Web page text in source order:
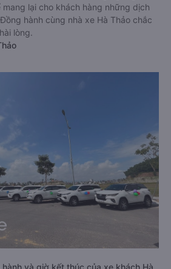
lại cho khách hàng những dịch
hành cùng nhà xe Hà Thảo chắc
lòng.
và giờ kết thúc của xe khách Hà